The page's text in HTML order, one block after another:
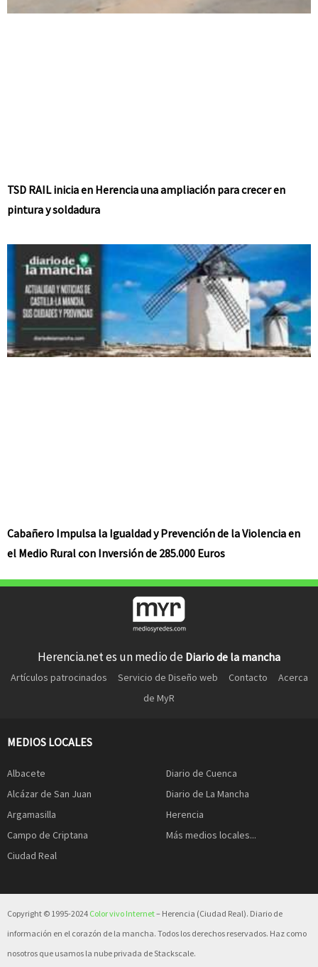
TSD RAIL inicia en Herencia una ampliación para crecer en
pintura y soldadura
Cabañero Impulsa la Igualdad y Prevención de la Violencia en
el Medio Rural con Inversión de 285.000 Euros
Herencia.net es un medio de Diario de la mancha
Artículos patrocinados Servicio de Diseño web Contacto
Acerca
de MyR
MEDIOS LOCALES
Albacete
Alcázar de San Juan
Argamasilla
Campo de Criptana
Ciudad Real
Diario de Cuenca
Diario de La Mancha
Herencia
Más medios locales...
Copyright © 1995-2024 Color vivo Internet– Herencia (Ciudad Real). Diario de
información en el corazón de la mancha. Todos los derechos reservados. Haz como
nosotros que usamos la nube privada de Stackscale.